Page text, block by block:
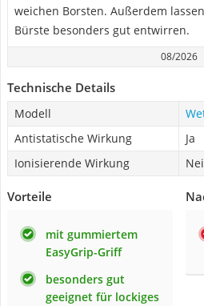
weichen Borsten. Außerdem
Bürste besonders gut entwirren.
08/2026
Technische Details
Modell
Antistatische Wirkung
Ja
Ionisierende Wirkung
Vorteile
mit gummiertem
EasyGrip-Griff
besonders gut
geeignet für lockiges